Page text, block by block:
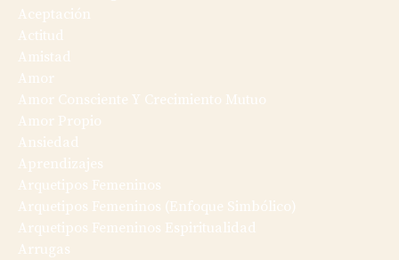
Aceptación
Actitud
Amistad
Amor
Amor Consciente Y Crecimiento Mutuo
Amor Propio
Ansiedad
Aprendizajes
Arquetipos Femeninos
Arquetipos Femeninos (enfoque Simbólico)
Arquetipos Femeninos Espiritualidad
Arrugas